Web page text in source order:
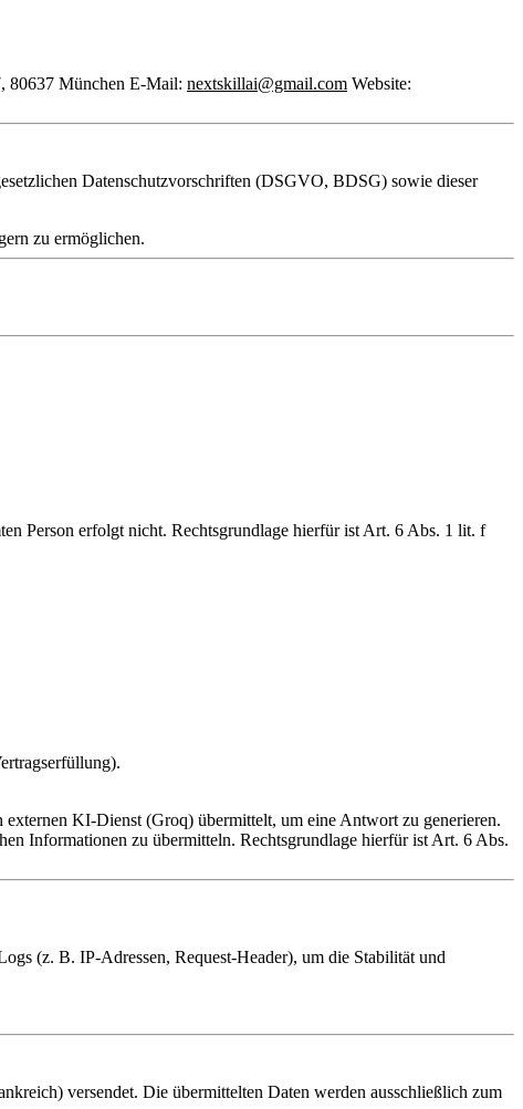
80637 München E-Mail: nextskillai@gmail.com Website:
Datenschutzvorschriften (DSGVO, BDSG) sowie dieser
zu ermöglichen.
Person erfolgt nicht. Rechtsgrundlage hierfür ist Art. 6 Abs. 1 lit. f
KI-Dienst (Groq) übermittelt, um eine Antwort zu generieren.
Informationen zu übermitteln. Rechtsgrundlage hierfür ist Art. 6 Abs.
(z. B. IP-Adressen, Request-Header), um die Stabilität und
versendet. Die übermittelten Daten werden ausschließlich zum